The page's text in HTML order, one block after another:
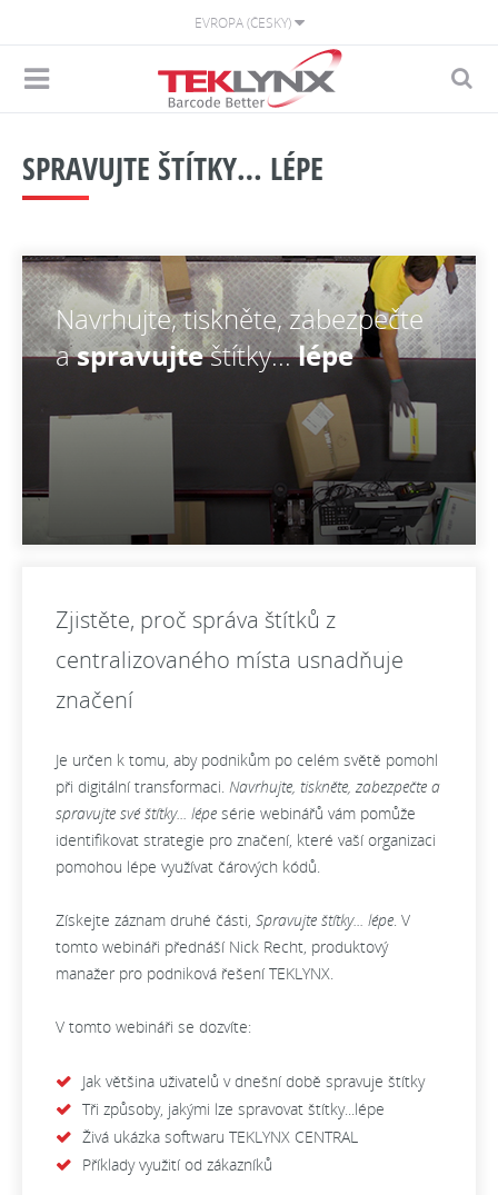
EVROPA (ČESKY)
SPRAVUJTE ŠTÍTKY… LÉPE
Navrhujte, tiskněte, zabezpečte
aspravujteštítky...lépe
Zjistěte, proč správa štítků z
centralizovaného místa usnadňuje
značení
Je určen k tomu, aby podnikům po celém světě pomohl
při digitální transformaci. Navrhujte, tiskněte, zabezpečte a
spravujte své štítky... lépe série webinářů vám pomůže
identifikovat strategie pro značení, které vaší organizaci
pomohou lépe využívat čárových kódů.
Získejte záznam druhé části, Spravujte štítky... lépe. V
tomto webináři přednáší Nick Recht, produktový
manažer pro podniková řešení TEKLYNX.
V tomto webináři se dozvíte:
Jak většina uživatelů v dnešní době spravuje štítky
Tři způsoby, jakými lze spravovat štítky...lépe
Živá ukázka softwaru TEKLYNX CENTRAL
Příklady využití od zákazníků